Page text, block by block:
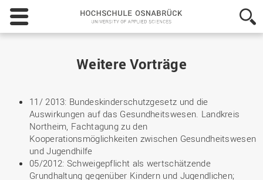
Hochschule
Osnabrück
-
Weitere Vorträge
11/ 2013: Bundeskinderschutzgesetz und die
Auswirkungen auf das Gesundheitswesen. Landkreis
Northeim, Fachtagung zu den
Kooperationsmöglichkeiten zwischen Gesundheitswesen
und Jugendhilfe
05/2012: Schweigepflicht als wertschätzende
Grundhaltung gegenüber Kindern und Jugendlichen;